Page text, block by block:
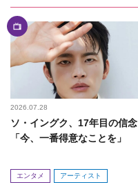
2026.07.28
ソ・イングク、17年目の信念
「今、一番得意なことを」
エンタメ アーティスト